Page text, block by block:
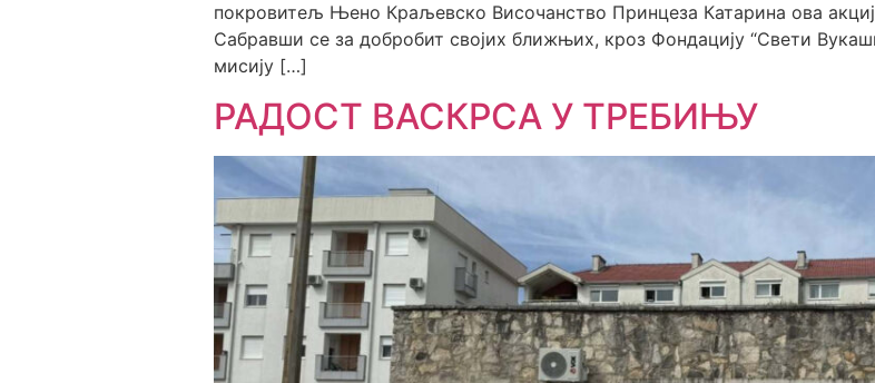
покровитељ Њено Краљевско Височанство Принцеза Катарина ова
Сабравши се за добробит својих ближњих, кроз Фондацију “Свети
мисију […]
РАДОСТ ВАСКРСА У ТРЕБИЊУ